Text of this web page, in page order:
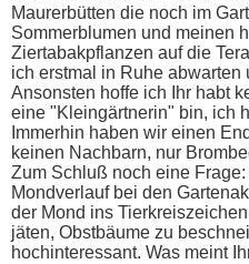
Maurerbütten die noch im
Sommerblumen und meinen
Ziertabakpflanzen auf die
ich erstmal in Ruhe abwarten
Ansonsten hoffe ich Ihr habt
eine "Kleingärtnerin" bin, ich
Immerhin haben wir einen
keinen Nachbarn, nur
Zum Schluß noch eine
Mondverlauf bei den
der Mond ins
jäten, Obstbäume zu
hochinteressant. Was meint